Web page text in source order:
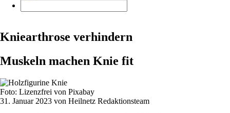
Kniearthrose verhindern
Muskeln machen Knie fit
Foto: Lizenzfrei von Pixabay
31. Januar 2023 von Heilnetz Redaktionsteam